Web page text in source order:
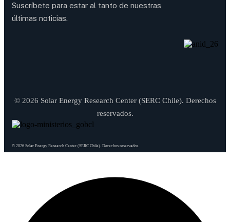
Suscríbete para estar al tanto de nuestras
últimas noticias.
© 2026 Solar Energy Research Center (SERC Chile). Derechos
reservados.
© 2026 Solar Energy Research Center (SERC Chile). Derechos reservados.